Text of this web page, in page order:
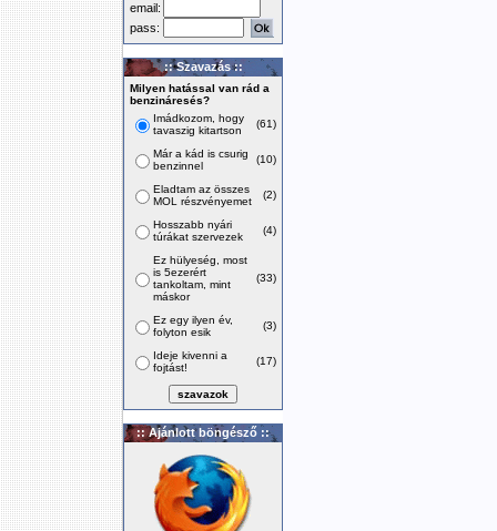
email:
pass:
:: Szavazás ::
Milyen hatással van rád a
benzináresés?
Imádkozom, hogy
tavaszig kitartson
(61)
Már a kád is csurig
benzinnel
(10)
Eladtam az összes
MOL részvényemet
(2)
Hosszabb nyári
túrákat szervezek
(4)
Ez hülyeség, most
is 5ezerért
tankoltam, mint
máskor
(33)
Ez egy ilyen év,
folyton esik
(3)
Ideje kivenni a
fojtást!
(17)
:: Ajánlott böngésző ::